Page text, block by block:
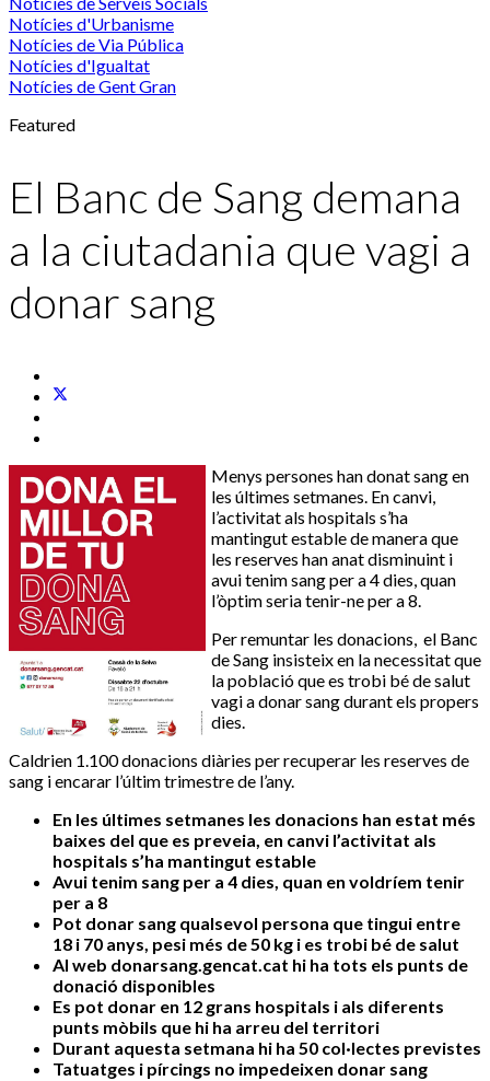
Notícies d'Urbanisme
Notícies de Via Pública
Notícies d'Igualtat
Notícies de Gent Gran
Featured
El Banc de Sang demana
a la ciutadania que vagi a
donar sang
Menys persones han donat sang en
les últimes setmanes. En canvi,
l’activitat als hospitals s’ha
mantingut estable de manera que
les reserves han anat disminuint i
avui tenim sang per a 4 dies, quan
l’òptim seria tenir-ne per a 8.
Per remuntar les donacions, el Banc
de Sang insisteix en la necessitat que
la població que es trobi bé de salut
vagi a donar sang durant els propers
dies.
Caldrien 1.100 donacions diàries per recuperar les reserves de
sang i encarar l’últim trimestre de l’any.
En les últimes setmanes les donacions han estat més
baixes del que es preveia, en canvi l’activitat als
hospitals s’ha mantingut estable
Avui tenim sang per a 4 dies, quan en voldríem tenir
per a 8
Pot donar sang qualsevol persona que tingui entre
18 i 70 anys, pesi més de 50 kg i es trobi bé de salut
Al web donarsang.gencat.cat hi ha tots els punts de
donació disponibles
Es pot donar en 12 grans hospitals i als diferents
punts mòbils que hi ha arreu del territori
Durant aquesta setmana hi ha 50 col·lectes previstes
Tatuatges i pírcings no impedeixen donar sang